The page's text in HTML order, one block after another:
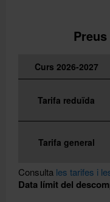
Curs 2026-2027
Tarifa reduïda
Tarifa general
Consulta les tarifes i